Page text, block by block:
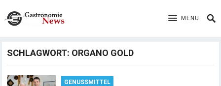
MENU
SCHLAGWORT: ORGANO GOLD
GENUSSMITTEL